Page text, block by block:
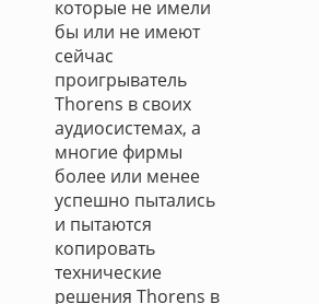
которые не имели
бы или не имеют
сейчас
проигрыватель
Thorens в своих
аудиосистемах, а
многие фирмы
более или менее
успешно пытались
и пытаются
копировать
технические
решения Thorens в